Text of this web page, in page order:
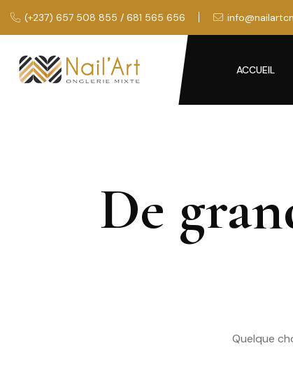
(+237) 657 508 855 / 681 565 656
ACCUEIL
De
Quelque